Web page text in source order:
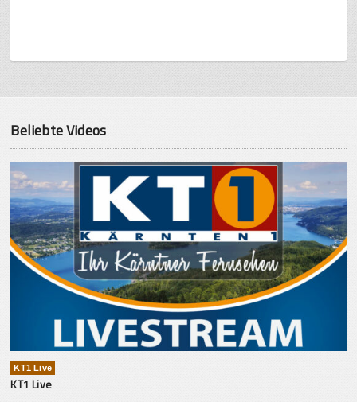
Beliebte Videos
KT1 Live
KT1 Live